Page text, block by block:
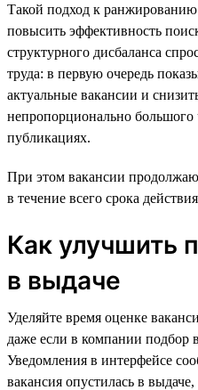
Такой подход к
повысить эффективность
структурного дисбаланса
труда: в первую очередь
актуальные вакансии и
непропорционально большого
публикациях.
При этом вакансии
в течение всего срока
Как улучшить
в выдаче
Уделяйте время оценке
даже если в компании подбор
Уведомления в интерфейсе
вакансия опустилась в